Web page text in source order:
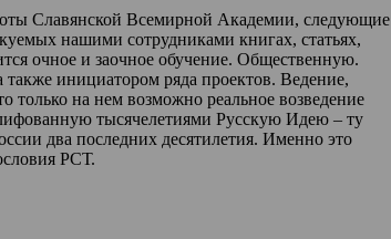
Славянской Всемирной Академии, следующие
нашими сотрудниками книгах, статьях,
очное и заочное обучение. Общественную.
также инициатором ряда проектов. Ведение,
только на нем возможно реальное возведение
тысячелетиями Русскую Идею – ту
два последних десятилетия. Именно это
РСТ.